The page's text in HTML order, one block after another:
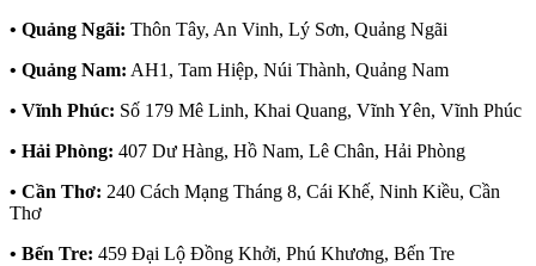
• Quảng Ngãi: Thôn Tây, An Vinh, Lý Sơn, Quảng Ngãi
• Quảng Nam: AH1, Tam Hiệp, Núi Thành, Quảng Nam
• Vĩnh Phúc: Số 179 Mê Linh, Khai Quang, Vĩnh Yên, Vĩnh Phúc
• Hải Phòng: 407 Dư Hàng, Hồ Nam, Lê Chân, Hải Phòng
• Cần Thơ: 240 Cách Mạng Tháng 8, Cái Khế, Ninh Kiều, Cần
Thơ
• Bến Tre: 459 Đại Lộ Đồng Khởi, Phú Khương, Bến Tre